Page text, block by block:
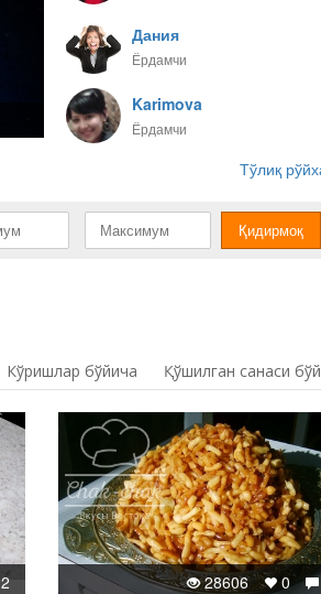
Дания
Ёрдамчи
Karimova
Ёрдамчи
Тўлиқ
Кўришлар бўйича Қўшилган санаси
2 0
28606